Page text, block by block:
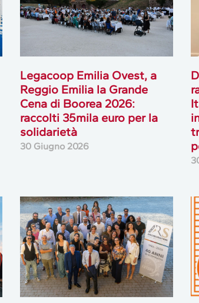
Legacoop Emilia Ovest, a
Reggio Emilia la Grande
Cena di Boorea 2026:
raccolti 35mila euro per la
solidarietà
30 Giugno 2026